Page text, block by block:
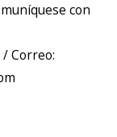
con
Correo: